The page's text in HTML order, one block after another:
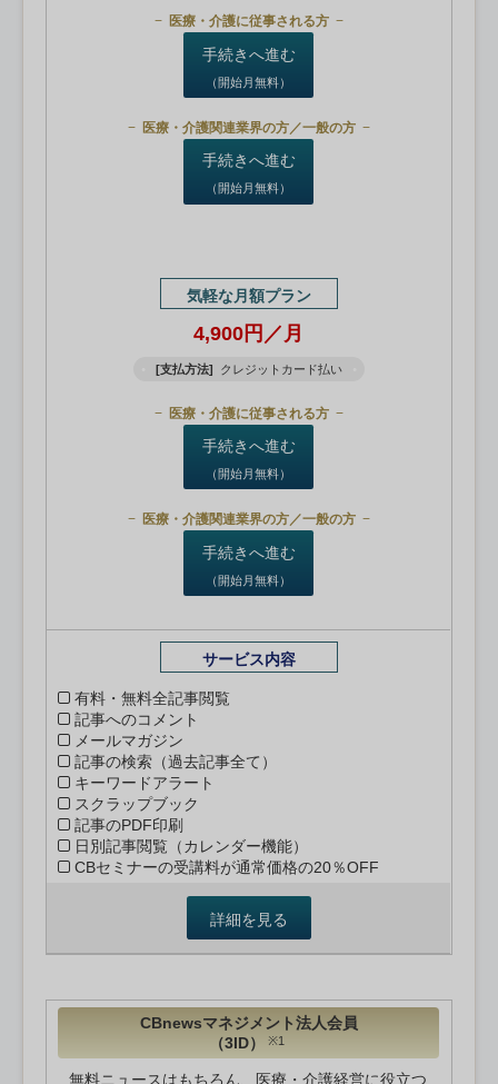
医療・介護に従事される方
手続きへ進む
（開始月無料）
医療・介護関連業界の方／一般の方
手続きへ進む
（開始月無料）
気軽な月額プラン
4,900円／月
[支払方法] クレジットカード払い
医療・介護に従事される方
手続きへ進む
（開始月無料）
医療・介護関連業界の方／一般の方
手続きへ進む
（開始月無料）
サービス内容
有料・無料全記事閲覧
記事へのコメント
メールマガジン
記事の検索（過去記事全て）
キーワードアラート
スクラップブック
記事のPDF印刷
日別記事閲覧（カレンダー機能）
CBセミナーの受講料が通常価格の20％OFF
詳細を見る
CBnewsマネジメント法人会員
（3ID）
※1
無料ニュースはもちろん、医療・介護経営に役立つ